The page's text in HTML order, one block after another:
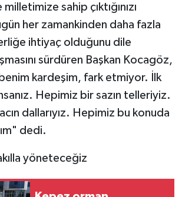
milletimize sahip çıktığınızı
her zamankinden daha fazla
ihtiyaç olduğunu dile
sürdüren Başkan Kocagöz,
kardeşim, fark etmiyor. İlk
Hepimiz bir sazın telleriyiz.
dallarıyız. Hepimiz bu konuda
dedi.
yöneteceğiz